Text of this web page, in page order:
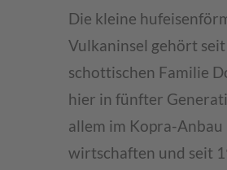
Die kleine
Vulkaninsel gehört
schottischen Familie
hier in fünfter
allem im Kopra-Anbau
wirtschaften und seit